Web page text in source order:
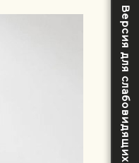
Версия для слабовидящих